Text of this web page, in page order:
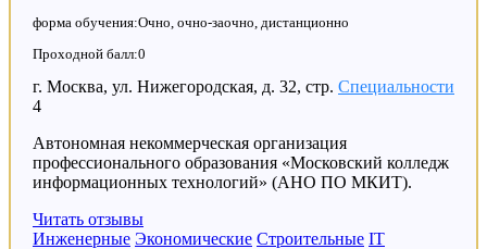
форма обучения:Очно, очно-заочно, дистанционно
Проходной балл:0
Специальности
г. Москва, ул. Нижегородская, д. 32, стр.
4
Автономная некоммерческая организация
профессионального образования «Московский колледж
информационных технологий» (АНО ПО МКИТ).
Читать отзывы
Инженерные Экономические Строительные IT